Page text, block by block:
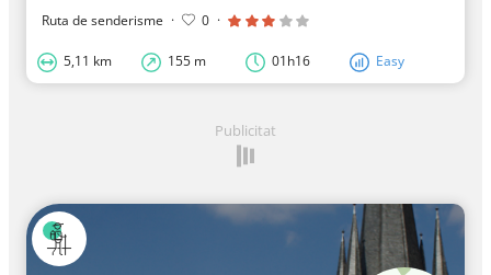
Ruta de senderisme · 0 ·
5,11 km 155 m 01h16 Easy
Publicitat